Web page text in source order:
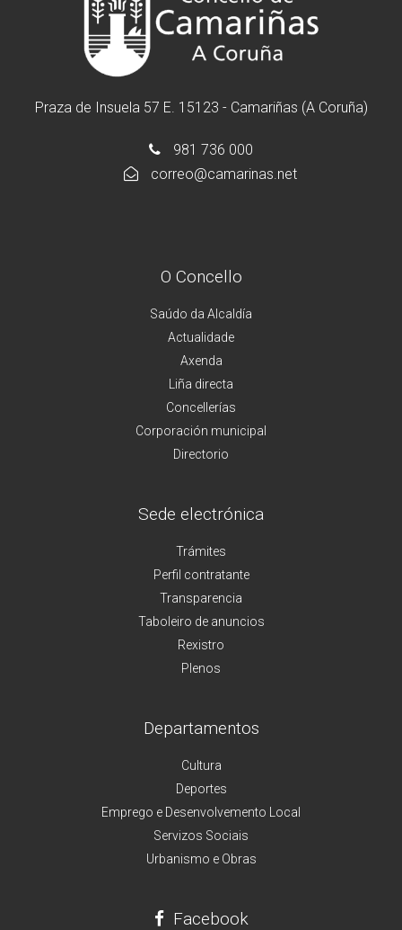
Praza de Insuela 57 E. 15123 - Camariñas (A Coruña)
981 736 000
correo@camarinas.net
O Concello
Saúdo da Alcaldía
Actualidade
Axenda
Liña directa
Concellerías
Corporación municipal
Directorio
Sede electrónica
Trámites
Perfil contratante
Transparencia
Taboleiro de anuncios
Rexistro
Plenos
Departamentos
Cultura
Deportes
Emprego e Desenvolvemento Local
Servizos Sociais
Urbanismo e Obras
Facebook